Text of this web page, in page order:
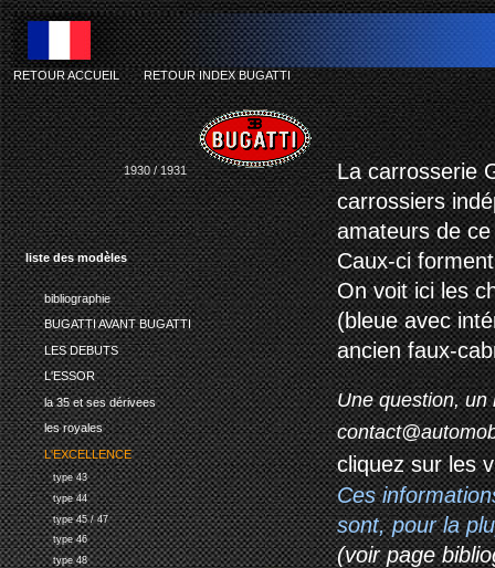
liste des modèles
bibliographie
BUGATTI AVANT BUGATTI
LES DEBUTS
L'ESSOR
la 35 et ses dérivees
les royales
L'EXCELLENCE
type 43
type 44
type 45 / 47
type 46
type 48
RETOUR ACCUEIL-RETOUR INDEX BUGATTI
1930 / 1931
La carrosserie
carrossiers
amateurs de
Caux-ci
On voit ici les
(bleue avec
ancien faux-
Une question, un
cliquez sur les
Ces
sont, pour la
(voir page